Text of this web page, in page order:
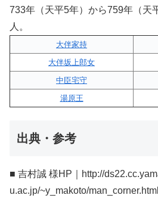
733年（天平5年）から759年（天
人。
大伴家持
大伴坂上郎女
中臣宅守
湯原王
出典・参考
■ 吉村誠 様HP｜http://
u.ac.jp/~y_makoto/man_corner.html